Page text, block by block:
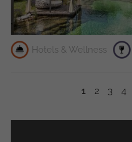
Hotels & Wellness
1